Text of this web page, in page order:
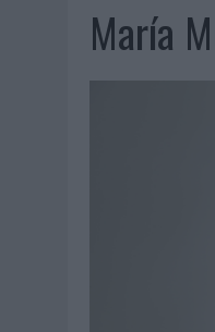
07/08/2026
07/08/2026
María